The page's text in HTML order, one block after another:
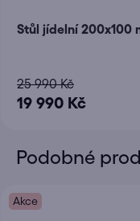
Stůl jídelní 200x100
19 990 Kč
25 990 Kč
Podobné
Akce